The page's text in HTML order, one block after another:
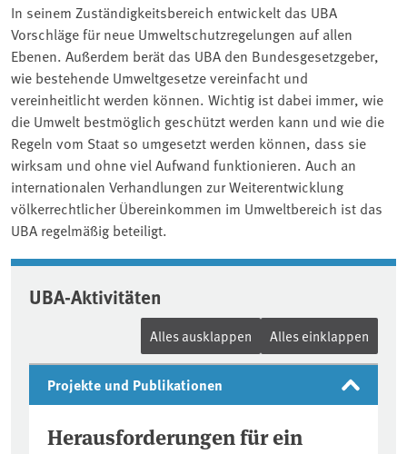
In seinem Zuständigkeitsbereich entwickelt das ⁠UBA⁠
Vorschläge für neue Umweltschutzregelungen auf allen
Ebenen. Außerdem berät das UBA den Bundesgesetzgeber,
wie bestehende Umweltgesetze vereinfacht und
vereinheitlicht werden können. Wichtig ist dabei immer, wie
die Umwelt bestmöglich geschützt werden kann und wie die
Regeln vom Staat so umgesetzt werden können, dass sie
wirksam und ohne viel Aufwand funktionieren. Auch an
internationalen Verhandlungen zur Weiterentwicklung
völkerrechtlicher Übereinkommen im Umweltbereich ist das
UBA regelmäßig beteiligt.
UBA-Aktivitäten
Alles ausklappen Alles einklappen
Projekte und Publikationen
Herausforderungen für ein